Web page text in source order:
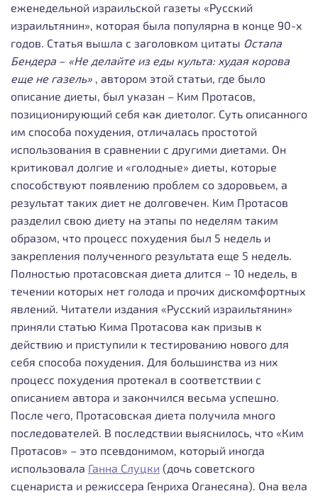
еженедельной израильской газеты «Русский
израильтянин», которая была популярна в конце 90-х
годов. Статья вышла с заголовком цитаты Остапа
Бендера – «Не делайте из еды культа: худая корова
еще не газель» , автором этой статьи, где было
описание диеты, был указан – Ким Протасов,
позиционирующий себя как диетолог. Суть описанного
им способа похудения, отличалась простотой
использования в сравнении с другими диетами. Он
критиковал долгие и «голодные» диеты, которые
способствуют появлению проблем со здоровьем, а
результат таких диет не долговечен. Ким Протасов
разделил свою диету на этапы по неделям таким
образом, что процесс похудения был 5 недель и
закрепления полученного результата еще 5 недель.
Полностью протасовская диета длится – 10 недель, в
течении которых нет голода и прочих дискомфортных
явлений. Читатели издания «Русский израильтянин»
приняли статью Кима Протасова как призыв к
действию и приступили к тестированию нового для
себя способа похудения. Для большинства из них
процесс похудения протекал в соответствии с
описанием автора и закончился весьма успешно.
После чего, Протасовская диета получила много
последователей. В последствии выяснилось, что «Ким
Протасов» – это псевдонимом, который иногда
использовала Ганна Слуцки (дочь советского
сценариста и режиссера Генриха Оганесяна). Она вела